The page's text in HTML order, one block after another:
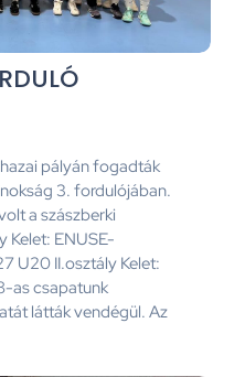
pályán fogadták
3. fordulójában.
a szászberki
Kelet: ENUSE-
U20 II.osztály Kelet:
as csapatunk
látták vendégül. Az